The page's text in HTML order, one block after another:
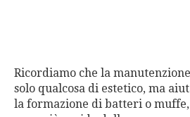
Ricordiamo che la
solo qualcosa di estetico, ma
la formazione di batteri o